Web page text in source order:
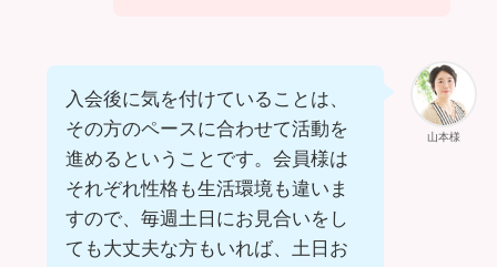
山本様
入会後に気を付けていることは、
その方のペースに合わせて活動を
進めるということです。会員様は
それぞれ性格も生活環境も違いま
すので、毎週土日にお見合いをし
ても大丈夫な方もいれば、土日お